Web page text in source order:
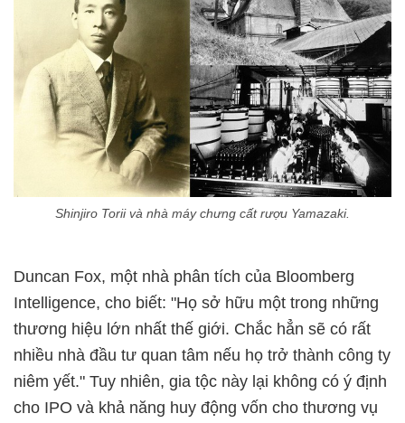
Shinjiro Torii và nhà máy chưng cất rượu Yamazaki.
Duncan Fox, một nhà phân tích của Bloomberg
Intelligence, cho biết: "Họ sở hữu một trong những
thương hiệu lớn nhất thế giới. Chắc hẳn sẽ có rất
nhiều nhà đầu tư quan tâm nếu họ trở thành công ty
niêm yết." Tuy nhiên, gia tộc này lại không có ý định
cho IPO và khả năng huy động vốn cho thương vụ